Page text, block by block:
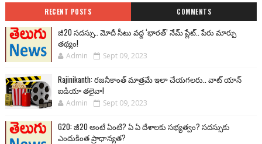
RECENT POSTS COMMENTS
జీ20 సదస్సు.. మోదీ సీటు వద్ద ‘భారత్’ నేమ్ ప్లేట్‌.. పేరు మార్పు
తథ్యం!
Admin Sept 09, 2023
Rajinikanth: రజనీకాంత్ మాత్రమే ఇలా చేయగలరు.. వాట్ యాన్
ఐడియా తలైవా!
Admin Sept 09, 2023
G20: జీ20 అంటే ఏంటి? ఏ ఏ దేశాలకు సభ్యత్వం? సదస్సుకు
ఎందుకింత ప్రాధాన్యత?